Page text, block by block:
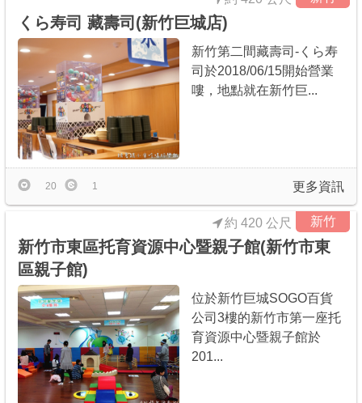
くら寿司 藏壽司(新竹巨城店)
新竹第二間藏壽司-くら寿
司於2018/06/15開始營業
嘍，地點就在新竹巨...
更多資訊
20 1
新竹
約 420 公尺
新竹市東區托育資源中心暨親子館(新竹市東
區親子館)
位於新竹巨城SOGO百貨
公司3樓的新竹市第一座托
育資源中心暨親子館於
201...